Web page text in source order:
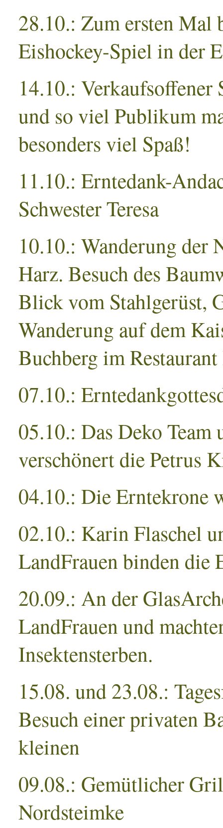
28.10.: Zum ersten Mal
Eishockey-Spiel in der
14.10.: Verkaufsoffener
und so viel Publikum
besonders viel Spaß!
11.10.: Erntedank-
Schwester Teresa
10.10.: Wanderung
Harz. Besuch des
Blick vom Stahlgerüst,
Wanderung auf dem
Buchberg im
07.10.:
05.10.: Das Deko Team
verschönert die Petrus
04.10.: Die Erntekrone
02.10.: Karin Flaschel
LandFrauen binden die
20.09.: An der
LandFrauen und
Insektensterben.
15.08. und 23.08.:
Besuch einer privaten
kleinen
09.08.: Gemütlicher
Nordsteimke